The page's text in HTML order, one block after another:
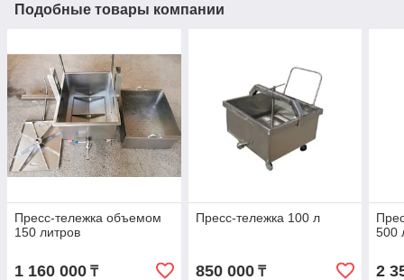
Подобные товары компании
Пресс-тележка объемом
150 литров
1 160 000 ₸
Пресс-тележка 100 л
850 000₸
500
2